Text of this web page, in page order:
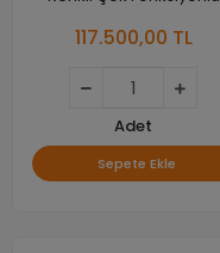
117.500,00 TL
Adet
Sepete Ekle